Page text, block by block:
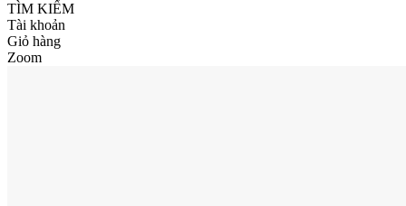
TÌM KIẾM
Tài khoản
Giỏ hàng
Zoom